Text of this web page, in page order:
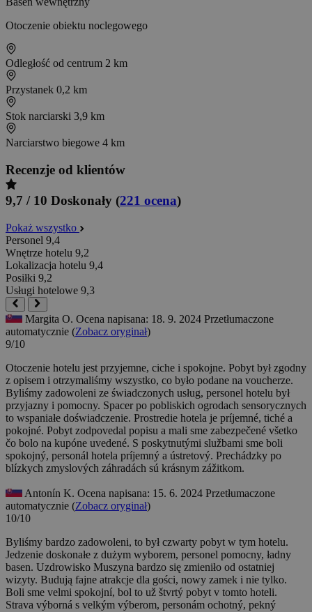
Otoczenie obiektu noclegowego
Odległość od centrum 2 km
Przystanek 0,2 km
Stok narciarski 3,9 km
Narciarstwo biegowe 4 km
Recenzje od klientów
9,7 / 10 Doskonały (221 ocena)
Pokaż wszystko
Personel 9,4
Wnętrze hotelu 9,2
Lokalizacja hotelu 9,4
Posiłki 9,2
Usługi hotelowe 9,3
Margita O. Ocena napisana: 18. 9. 2024 Przetłumaczone
automatycznie (Zobacz oryginał)
9/10
Otoczenie hotelu jest przyjemne, ciche i spokojne. Pobyt był zgodny
z opisem i otrzymaliśmy wszystko, co było podane na voucherze.
Byliśmy zadowoleni ze świadczonych usług, personel hotelu był
przyjazny i pomocny. Spacer po pobliskich ogrodach sensorycznych
to wspaniałe doświadczenie. Prostredie hotela je príjemné, tiché a
pokojné. Pobyt zodpovedal popisu a mali sme zabezpečené všetko
čo bolo na kupóne uvedené. S poskytnutými službami sme boli
spokojný, personál hotela príjemný a ústretový. Prechádzky po
blízkych zmyslových záhradách sú krásnym zážitkom.
Antonín K. Ocena napisana: 15. 6. 2024 Przetłumaczone
automatycznie (Zobacz oryginał)
10/10
Byliśmy bardzo zadowoleni, to był czwarty pobyt w tym hotelu.
Jedzenie doskonałe z dużym wyborem, personel pomocny, ładny
basen. Uzdrowisko Muszyna bardzo się zmieniło od ostatniej
wizyty. Budują fajne atrakcje dla gości, nowy zamek i nie tylko.
Boli sme velmi spokojní, bol to už štvrtý pobyt v tomto hoteli.
Strava výborná s velkým výberom, personám ochotný, pekný